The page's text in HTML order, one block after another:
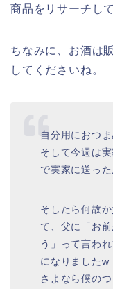
商品をリサーチし
ちなみに、お酒は
してくださいね。
自分用におつ
そして今週は
で実家に送った
そしたら何故
て、父に「お
う」って言わ
になりましたw
さよなら僕の